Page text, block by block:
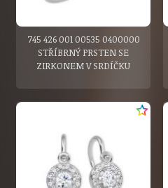
745 426 001 00535 0400000
STŘÍBRNÝ PRSTEN SE
ZIRKONEM V SRDÍČKU